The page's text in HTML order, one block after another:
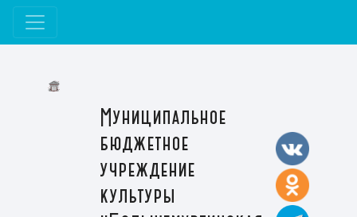
Муниципальное
бюджетное
учреждение
культуры